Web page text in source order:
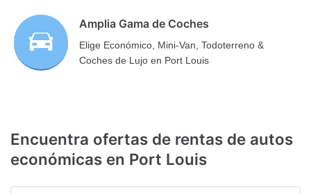
Amplia Gama de Coches
Elige Económico, Mini-Van, Todoterreno &
Coches de Lujo en Port Louis
Encuentra ofertas de rentas de autos
económicas en Port Louis